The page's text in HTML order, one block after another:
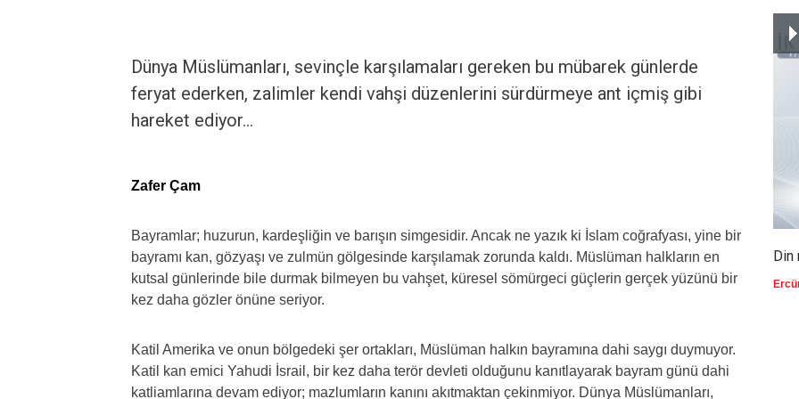
Dünya Müslümanları, sevinçle karşılamaları gereken bu mübarek günlerde
feryat ederken, zalimler kendi vahşi düzenlerini sürdürmeye ant içmiş gibi
hareket ediyor…
Zafer Çam
Bayramlar; huzurun, kardeşliğin ve barışın simgesidir. Ancak ne yazık ki İslam coğrafyası, yine bir
bayramı kan, gözyaşı ve zulmün gölgesinde karşılamak zorunda kaldı. Müslüman halkların en
kutsal günlerinde bile durmak bilmeyen bu vahşet, küresel sömürgeci güçlerin gerçek yüzünü bir
kez daha gözler önüne seriyor.
Katil Amerika ve onun bölgedeki şer ortakları, Müslüman halkın bayramına dahi saygı duymuyor.
Katil kan emici Yahudi İsrail, bir kez daha terör devleti olduğunu kanıtlayarak bayram günü dahi
katliamlarına devam ediyor; mazlumların kanını akıtmaktan çekinmiyor. Dünya Müslümanları,
Din